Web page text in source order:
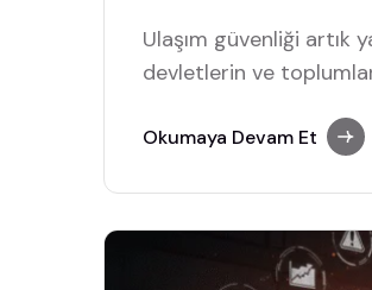
Ulaşım güvenliği artık
devletlerin ve
tedarik zincirinde
Okumaya Devam Et